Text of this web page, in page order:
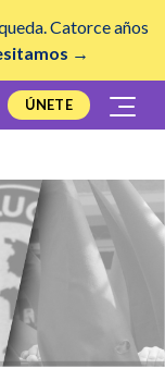
Catorce años
→
ÚNETE